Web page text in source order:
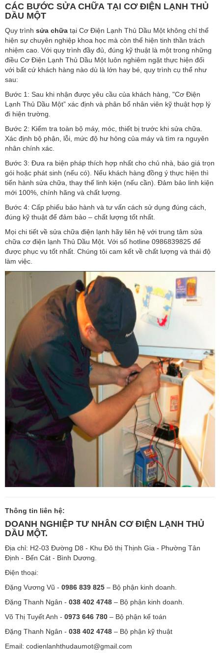
CÁC BƯỚC SỬA CHỮA TẠI CƠ ĐIỆN LẠNH THỦ
DẦU MỘT
Quy trình sửa chữa tại Cơ Điện Lạnh Thủ Dầu Một không chỉ thể
hiện sự chuyên nghiệp khoa học mà còn thể hiện tinh thần trách
nhiệm cao. Với quy trình đầy đủ, đúng kỹ thuật là một trong những
điều Cơ Điện Lạnh Thủ Dầu Một luôn nghiêm ngặt thực hiện đối
với bất cứ khách hàng nào dù là lớn hay bé, quy trình cụ thể như
sau:
Bước 1: Sau khi nhận được yêu cầu của khách hàng, "Cơ Điện
Lạnh Thủ Dầu Một” xác định và phân bổ nhân viên kỹ thuật hợp lý
đi hiện trường.
Bước 2: Kiểm tra toàn bộ máy, móc, thiết bị trước khi sửa chữa.
Xác định bộ phận, lỗi, mức độ hư hỏng của máy và tìm ra nguyên
nhân chính xác.
Bước 3: Đưa ra biện pháp thích hợp nhất cho chủ nhà, báo giá trọn
gói hoặc phát sinh (nếu có). Nếu khách hàng đồng ý thực hiện thì
tiến hành sửa chữa, thay thế linh kiện (nếu cần). Đảm bảo linh kiện
mới 100%, chính hãng và chất lượng.
Bước 4: Cấp phiếu bảo hành và tư vấn cách sử dụng đúng cách,
đúng kỹ thuật để đảm bảo – chất lượng tốt nhất.
Mọi chi tiết về sửa chữa điện lạnh hãy liên hệ với trung tâm sửa
chữa cơ điện lạnh Thủ Dầu Một. Với số hotline 0986839825 để
được phục vụ tốt nhất. Chúng tôi cam kết về chất lượng và thái độ
làm việc.
Thông tin liên hệ:
DOANH NGHIỆP TƯ NHÂN CƠ ĐIỆN LẠNH THỦ
DẦU MỘT.
Địa chỉ: H2-03 Đường D8 - Khu Đô thị Thịnh Gia - Phường Tân
Định - Bến Cát - Bình Dương.
Điện thoại:
Đặng Vương Vũ - 0986 839 825 – Bộ phận kinh doanh.
Đặng Thanh Ngân - 038 402 4748 – Bộ phận kinh doanh.
Võ Thị Tuyết Anh - 0973 646 780 – Bộ phận kế toán
Đặng Thanh Ngân - 038 402 4748 – Bộ phận kỹ thuật
Email: codienlanhthudaumot@gmail.com